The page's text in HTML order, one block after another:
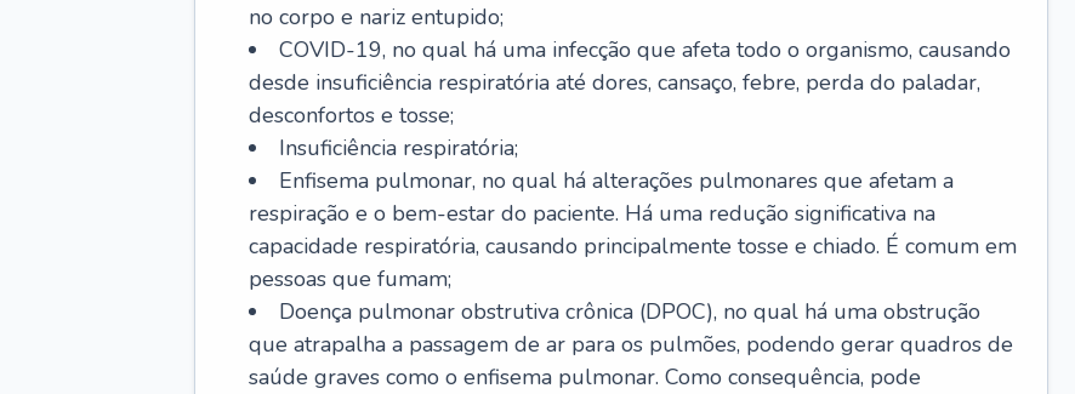
no corpo e nariz entupido;
COVID-19, no qual há uma infecção que afeta todo o organismo, causando
desde insuficiência respiratória até dores, cansaço, febre, perda do paladar,
desconfortos e tosse;
Insuficiência respiratória;
Enfisema pulmonar, no qual há alterações pulmonares que afetam a
respiração e o bem-estar do paciente. Há uma redução significativa na
capacidade respiratória, causando principalmente tosse e chiado. É comum em
pessoas que fumam;
Doença pulmonar obstrutiva crônica (DPOC), no qual há uma obstrução
que atrapalha a passagem de ar para os pulmões, podendo gerar quadros de
saúde graves como o enfisema pulmonar. Como consequência, pode